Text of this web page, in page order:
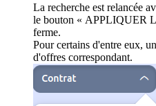
La recherche est relancée
le bouton « APPLIQUER
ferme.
Pour certains d'entre eux,
d'offres correspondant.